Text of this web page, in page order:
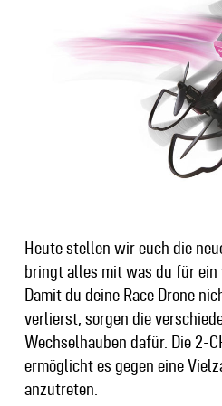
Heute stellen wir euch die
bringt alles mit was du für
Damit du deine Race Drone
verlierst, sorgen die
Wechselhauben dafür. Die 2-
ermöglicht es gegen eine
anzutreten.